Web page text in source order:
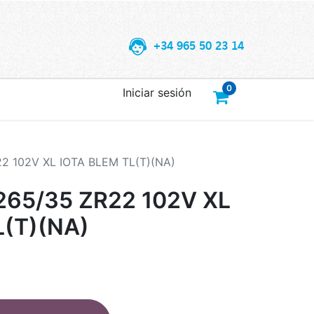
+34 965 50 23 14
0
Iniciar sesión
102V XL IOTA BLEM TL(T)(NA)
35 ZR22 102V XL